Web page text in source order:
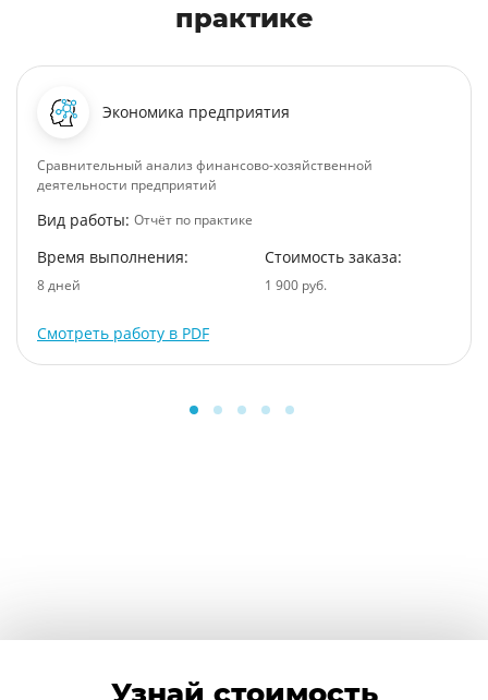
практике
Экономика предприятия
Сравнительный анализ финансово-хозяйственной
деятельности предприятий
Вид работы: Отчёт по практике
Время выполнения:
8 дней
Стоимость заказа:
1 900 руб.
Смотреть работу в PDF